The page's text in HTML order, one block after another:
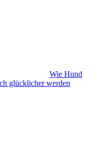
Wie Hund
glücklicher werden